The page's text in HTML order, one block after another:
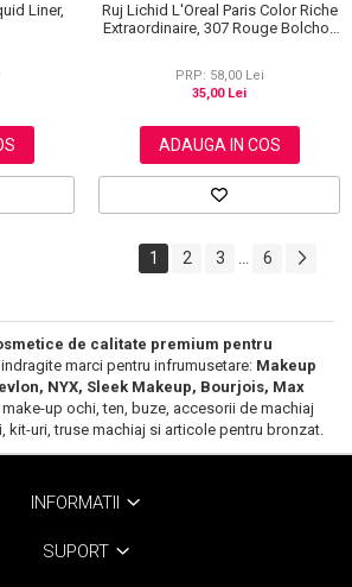
Liner,
Ruj Lichid L'Oreal Paris Color Riche
Extraordinaire, 307 Rouge Bolchoi,
PRP: 58,00 Lei
35,00 Lei
ADAUGA IN COS
1 2 3 ... 6
de calitate premium pentru
marci pentru infrumusetare: Makeup
NYX, Sleek Makeup, Bourjois, Max
up ochi, ten, buze, accesorii de machiaj
kit-uri, truse machiaj si articole pentru bronzat.
INFORMATII
SUPORT